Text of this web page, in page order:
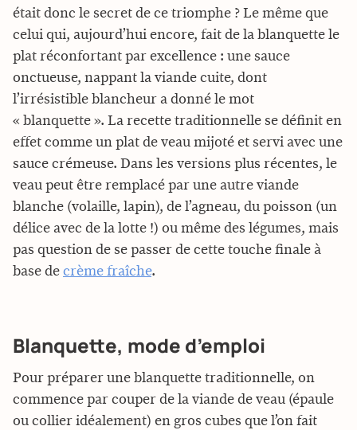
était donc le secret de ce triomphe ? Le même que
celui qui, aujourd’hui encore, fait de la blanquette le
plat réconfortant par excellence : une sauce
onctueuse, nappant la viande cuite, dont
l’irrésistible blancheur a donné le mot
« blanquette ». La recette traditionnelle se définit en
effet comme un plat de veau mijoté et servi avec une
sauce crémeuse. Dans les versions plus récentes, le
veau peut être remplacé par une autre viande
blanche (volaille, lapin), de l’agneau, du poisson (un
délice avec de la lotte !) ou même des légumes, mais
pas question de se passer de cette touche finale à
base de crème fraîche.
Blanquette, mode d’emploi
Pour préparer une blanquette traditionnelle, on
commence par couper de la viande de veau (épaule
ou collier idéalement) en gros cubes que l’on fait